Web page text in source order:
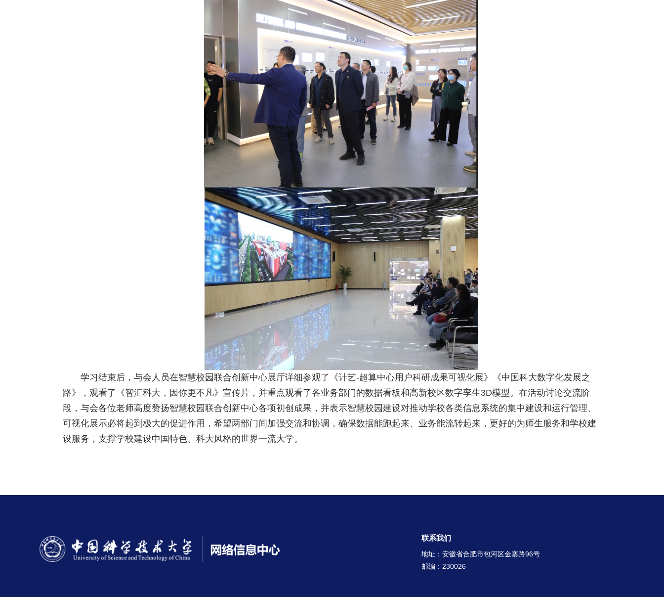
学习结束后，与会人员在智慧校园联合创新中心展厅详细参观了《计艺-超算中心用户科研成果可视化展》《中国科大数字化发展之
路》，观看了《智汇科大，因你更不凡》宣传片，并重点观看了各业务部门的数据看板和高新校区数字孪生3D模型。在活动讨论交流阶
段，与会各位老师高度赞扬智慧校园联合创新中心各项初创成果，并表示智慧校园建设对推动学校各类信息系统的集中建设和运行管理、
可视化展示必将起到极大的促进作用，希望两部门间加强交流和协调，确保数据能跑起来、业务能流转起来，更好的为师生服务和学校建
设服务，支撑学校建设中国特色、科大风格的世界一流大学。
联系我们
地址：安徽省合肥市包河区金寨路96号
邮编：230026